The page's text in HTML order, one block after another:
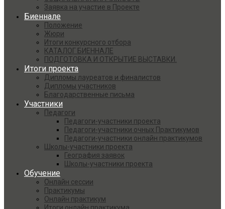
Заявка на участие в Проекте
Биеннале
Положение
Жюри
Итоги конкурсного отбора
КАТАЛОГ БИЕННАЛЕ
ПОДГОТОВКА И ОТКРЫТИЕ ВЫСТАВКИ.
Итоги проекта
Дипломы лауреатов и финалистов
Дипломы участников
Благодарственные письма
Участники
Педагоги
Педагоги-участники проекта
Педагоги-участники очных Практикумов
Педагоги-участники онлайн практикумов
Школы-участники проекта
География заявок
Школы-участники проекта
Обучение
Онлайн сессии
Практикумы
Онлайн практикум